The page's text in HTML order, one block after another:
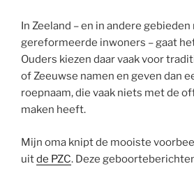
In Zeeland – en in andere
gereformeerde inwoners – gaat
Ouders kiezen daar vaak voor
of Zeeuwse namen en geven dan
roepnaam, die vaak niets met de
maken heeft.
Mijn oma knipt de mooiste
uitde PZC. Deze